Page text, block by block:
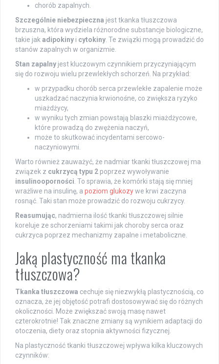
chorób zapalnych.
Szczególnie niebezpieczna jest tkanka tłuszczowa
brzuszna, która wydziela różnorodne substancje biologiczne,
takie jak adipokiny i cytokiny . Te związki mogą prowadzić do
stanów zapalnych w organizmie.
Stan zapalny jest kluczowym czynnikiem przyczyniającym
się do rozwoju wielu przewlekłych schorzeń. Na przykład:
w przypadku chorób serca przewlekłe zapalenie może
uszkadzać naczynia krwionośne, co zwiększa ryzyko
miażdżycy,
w wyniku tych zmian powstają blaszki miażdżycowe,
które prowadzą do zwężenia naczyń,
może to skutkować incydentami sercowo-
naczyniowymi.
Warto również zauważyć, że nadmiar tkanki tłuszczowej ma
związek z cukrzycą typu 2 poprzez wywoływanie
insulinooporności . To sprawia, że komórki stają się mniej
wrażliwe na insulinę, a poziom glukozywe krwi zaczyna
rosnąć. Taki stan może prowadzić do rozwoju cukrzycy.
Reasumując, nadmierna ilość tkanki tłuszczowej silnie
koreluje ze schorzeniami takimi jak choroby serca oraz
cukrzyca poprzez mechanizmy zapalne i metaboliczne.
Jaką plastyczność ma tkanka
tłuszczowa?
Tkanka tłuszczowa cechuje się niezwykłą plastycznością, co
oznacza, że jej objętość potrafi dostosowywać się do różnych
okoliczności. Może zwiększać swoją masę nawet
czterokrotnie! Tak znaczne zmiany są wynikiem adaptacji do
otoczenia, diety oraz stopnia aktywności fizycznej.
Na plastyczność tkanki tłuszczowej wpływa kilka kluczowych
czynników: